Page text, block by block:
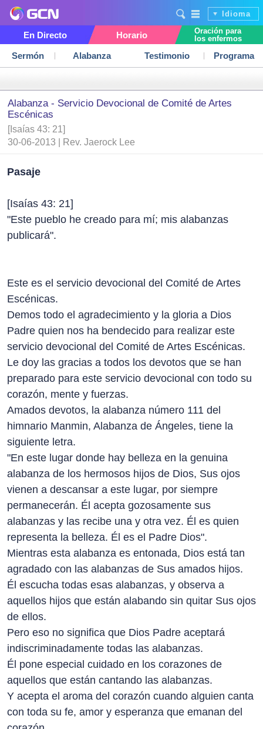
Idioma
En Directo Horario
Oración para
los enfermos
Sermón Alabanza Testimonio Programa
Alabanza - Servicio Devocional de Comité de Artes
Escénicas
[Isaías 43: 21]
30-06-2013 | Rev. Jaerock Lee
Pasaje
[Isaías 43: 21]
"Este pueblo he creado para mí; mis alabanzas
publicará".
Este es el servicio devocional del Comité de Artes
Escénicas.
Demos todo el agradecimiento y la gloria a Dios
Padre quien nos ha bendecido para realizar este
servicio devocional del Comité de Artes Escénicas.
Le doy las gracias a todos los devotos que se han
preparado para este servicio devocional con todo su
corazón, mente y fuerzas.
Amados devotos, la alabanza número 111 del
himnario Manmin, Alabanza de Ángeles, tiene la
siguiente letra.
"En este lugar donde hay belleza en la genuina
alabanza de los hermosos hijos de Dios, Sus ojos
vienen a descansar a este lugar, por siempre
permanecerán. Él acepta gozosamente sus
alabanzas y las recibe una y otra vez. Él es quien
representa la belleza. Él es el Padre Dios".
Mientras esta alabanza es entonada, Dios está tan
agradado con las alabanzas de Sus amados hijos.
Él escucha todas esas alabanzas, y observa a
aquellos hijos que están alabando sin quitar Sus ojos
de ellos.
Pero eso no significa que Dios Padre aceptará
indiscriminadamente todas las alabanzas.
Él pone especial cuidado en los corazones de
aquellos que están cantando las alabanzas.
Y acepta el aroma del corazón cuando alguien canta
con toda su fe, amor y esperanza que emanan del